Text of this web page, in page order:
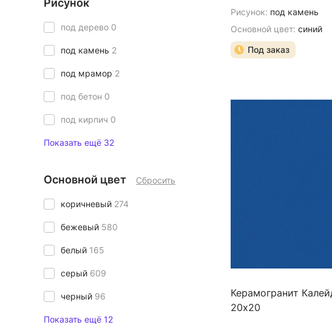
Рисунок
под дерево 0
под камень 2
под мрамор 2
под бетон 0
под кирпич 0
Показать ещё 32
Основной цвет Сбросить
коричневый 274
бежевый 580
белый 165
серый 609
черный 96
Показать ещё 12
Рисунок: под камень
Основной цвет: синий
Под заказ
Керамогранит
20х20